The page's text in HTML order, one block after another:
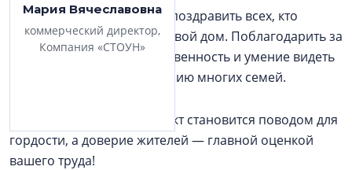
Мария Вячеславовна
коммерческий директор,
Компания «СТОУН»
В День строителя хочется поздравить всех, кто
помогает людям обрести свой дом. Поблагодарить за
профессионализм, ответственность и умение видеть
за каждым проектом историю многих семей.
Пусть каждый новый объект становится поводом для
гордости, а доверие жителей — главной оценкой
вашего труда!